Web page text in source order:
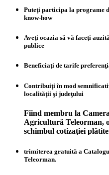
Puteţi participa la programe
know-how
Aveţi ocazia să vă faceţi
publice
Beneficiaţi de tarife
Contribuiţi în mod
localităţii şi judeţului
Fiind membru la
Agricultură Teleorman,
schimbul cotizaţiei
trimiterea gratuită a
Teleorman.